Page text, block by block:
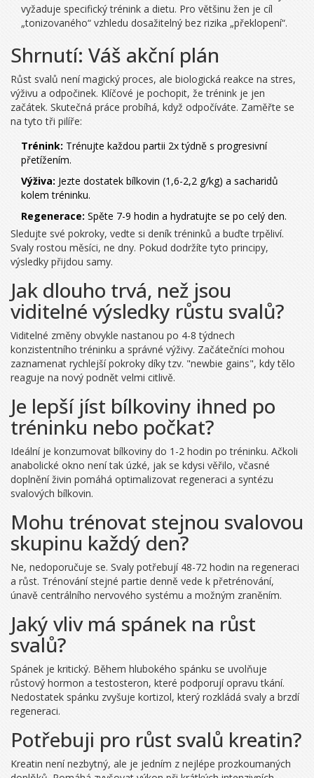
vyžaduje specifický trénink a dietu. Pro většinu žen je cíl
„tonizovaného“ vzhledu dosažitelný bez rizika „překlopení“.
Shrnutí: Váš akční plán
Růst svalů není magický proces, ale biologická reakce na stres,
výživu a odpočinek. Klíčové je pochopit, že trénink je jen
začátek. Skutečná práce probíhá, když odpočíváte. Zaměřte se
na tyto tři pilíře:
Trénink: Trénujte každou partii 2x týdně s progresivní
přetížením.
Výživa: Jezte dostatek bílkovin (1,6-2,2 g/kg) a sacharidů
kolem tréninku.
Regenerace: Spěte 7-9 hodin a hydratujte se po celý den.
Sledujte své pokroky, vedte si deník tréninků a buďte trpěliví.
Svaly rostou měsíci, ne dny. Pokud dodržíte tyto principy,
výsledky přijdou samy.
Jak dlouho trvá, než jsou
viditelné výsledky růstu svalů?
Viditelné změny obvykle nastanou po 4-8 týdnech
konzistentního tréninku a správné výživy. Začátečníci mohou
zaznamenat rychlejší pokroky díky tzv. "newbie gains", kdy tělo
reaguje na nový podnět velmi citlivě.
Je lepší jíst bílkoviny ihned po
tréninku nebo počkat?
Ideální je konzumovat bílkoviny do 1-2 hodin po tréninku. Ačkoli
anabolické okno není tak úzké, jak se kdysi věřilo, včasné
doplnění živin pomáhá optimalizovat regeneraci a syntézu
svalových bílkovin.
Mohu trénovat stejnou svalovou
skupinu každý den?
Ne, nedoporučuje se. Svaly potřebují 48-72 hodin na regeneraci
a růst. Trénování stejné partie denně vede k přetrénování,
únavě centrálního nervového systému a možným zraněním.
Jaký vliv má spánek na růst
svalů?
Spánek je kritický. Během hlubokého spánku se uvolňuje
růstový hormon a testosteron, které podporují opravu tkání.
Nedostatek spánku zvyšuje kortizol, který rozkládá svaly a brzdí
regeneraci.
Potřebuji pro růst svalů kreatin?
Kreatin není nezbytný, ale je jedním z nejlépe prozkoumaných